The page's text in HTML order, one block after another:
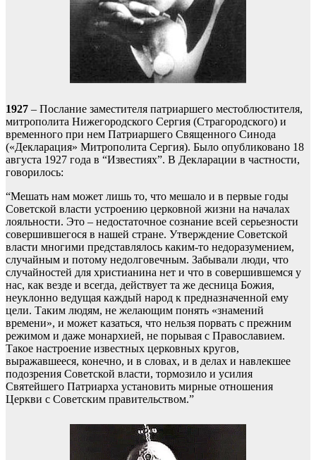
1927 – Послание заместителя патриаршего местоблюстителя,
митрополита Нижегородского Сергия (Страгородского) и
временного при нем Патриаршего Священного Синода
(«Декларация» Митрополита Сергия). Было опубликовано 18
августа 1927 года в “Известиях”. В Декларации в частности,
говорилось:
“Мешать нам может лишь то, что мешало и в первые годы
Советской власти устроению церковной жизни на началах
лояльности. Это – недостаточное сознание всей серьезности
совершившегося в нашей стране. Утверждение Советской
власти многими представлялось каким-то недоразумением,
случайным и потому недолговечным. Забывали люди, что
случайностей для христианина нет и что в совершившемся у
нас, как везде и всегда, действует та же десница Божия,
неуклонно ведущая каждый народ к предназначенной ему
цели. Таким людям, не желающим понять «знамений
времени», и может казаться, что нельзя порвать с прежним
режимом и даже монархией, не порывая с Православием.
Такое настроение известных церковных кругов,
выражавшееся, конечно, и в словах, и в делах и навлекшее
подозрения Советской власти, тормозило и усилия
Святейшего Патриарха установить мирные отношения
Церкви с Советским правительством.”